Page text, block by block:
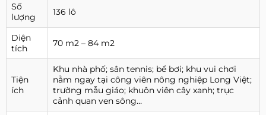
Số
lượng
136 lô
Diện
tích
70 m2 – 84 m2
Tiện
ích
Khu nhà phố; sân tennis; bể bơi; khu vui chơi
nằm ngay tại công viên nông nghiệp Long Việt;
trường mẫu giáo; khuôn viên cây xanh; trục
cảnh quan ven sông…